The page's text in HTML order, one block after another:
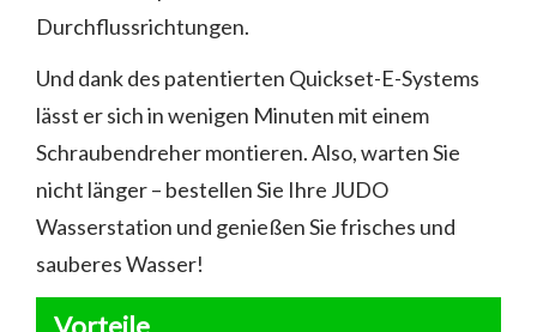
Durchflussrichtungen.
Und dank des patentierten Quickset-E-Systems
lässt er sich in wenigen Minuten mit einem
Schraubendreher montieren. Also, warten Sie
nicht länger – bestellen Sie Ihre JUDO
Wasserstation und genießen Sie frisches und
sauberes Wasser!